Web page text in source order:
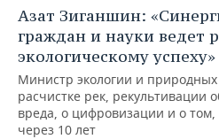
Азат Зиганшин:
граждан и науки ведет
экологическому успеху»
Министр экологии и
расчистке рек, рекультивации
вреда, о цифровизации и о том,
через 10 лет